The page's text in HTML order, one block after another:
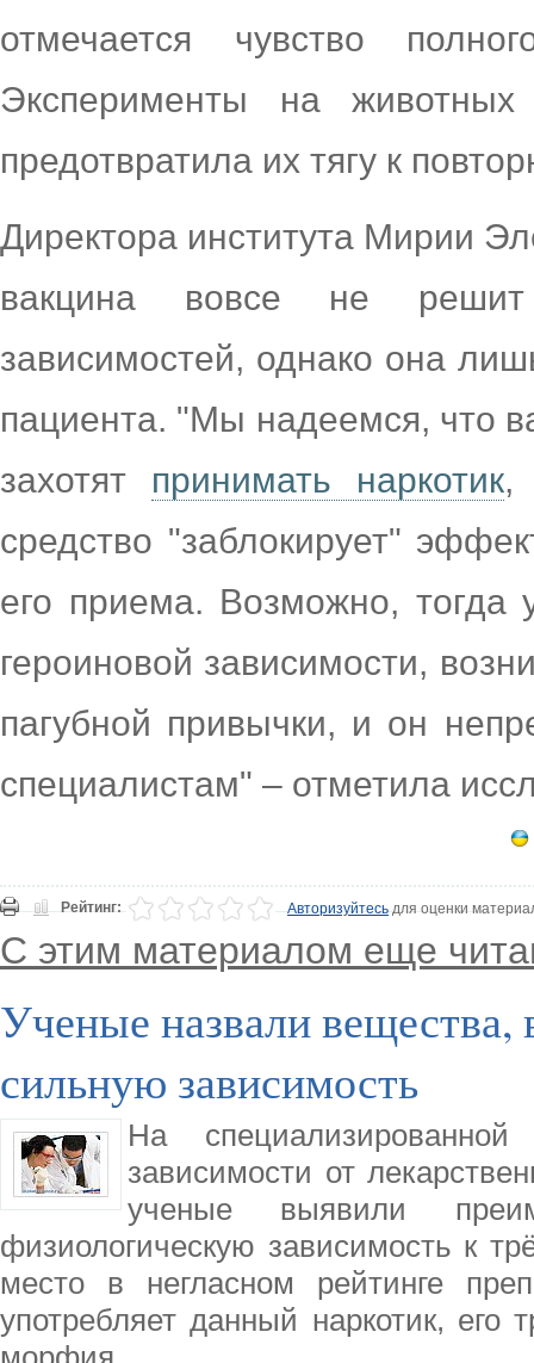
отмечается чувство
Эксперименты на
предотвратила их тягу к
Директора института Мирии
вакцина вовсе не
зависимостей, однако она
пациента. "Мы надеемся, что
захотят принимать наркотик,
средство "заблокирует"
его приема. Возможно, тогда
героиновой зависимости,
пагубной привычки, и он
специалистам" – отметила
Рейтинг: Авторизуйтесьдля оценки
С этим материалом еще
Ученые назвали
сильную зависимость
На
зависимости от
ученые выявили
физиологическую зависимость к
место в негласном рейтинге
употребляет данный наркотик,